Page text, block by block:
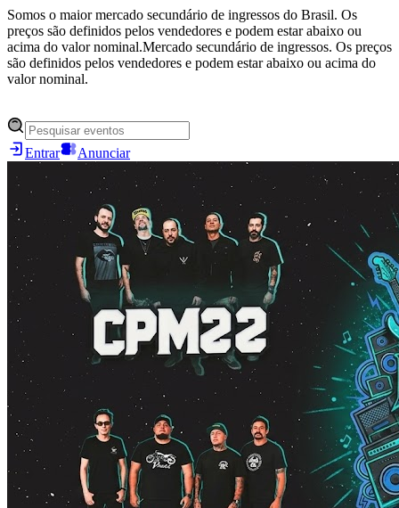
Somos o maior mercado secundário de ingressos do Brasil. Os
preços são definidos pelos vendedores e podem estar abaixo ou
acima do valor nominal.Mercado secundário de ingressos. Os preços
são definidos pelos vendedores e podem estar abaixo ou acima do
valor nominal.
Entrar Anunciar